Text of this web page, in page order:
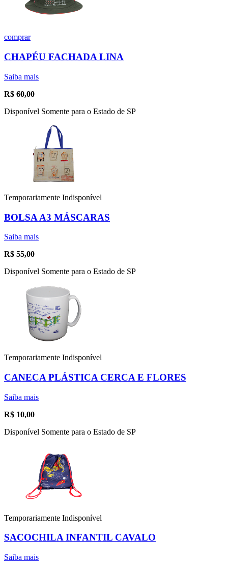
comprar
CHAPÉU FACHADA LINA
Saiba mais
R$ 60,00
Disponível Somente para o Estado de SP
Temporariamente Indisponível
BOLSA A3 MÁSCARAS
Saiba mais
R$ 55,00
Disponível Somente para o Estado de SP
Temporariamente Indisponível
CANECA PLÁSTICA CERCA E FLORES
Saiba mais
R$ 10,00
Disponível Somente para o Estado de SP
Temporariamente Indisponível
SACOCHILA INFANTIL CAVALO
Saiba mais